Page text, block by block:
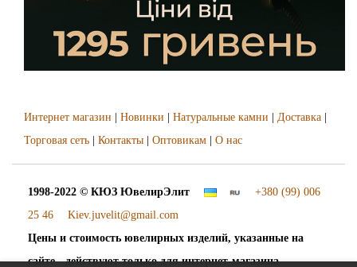
Интернет магазин Новинки Натуральные камни Доставка
Торговая сеть
Контакты Оптовикам О нас
1998-2022 © КЮЗ ЮвелирЭлит
+380 (99) 006
25 46
Kiev.juvelit@gmail.com
Цены и стоимость ювелирных изделий, указанные на
сайте - действуют только для интернет-магазина